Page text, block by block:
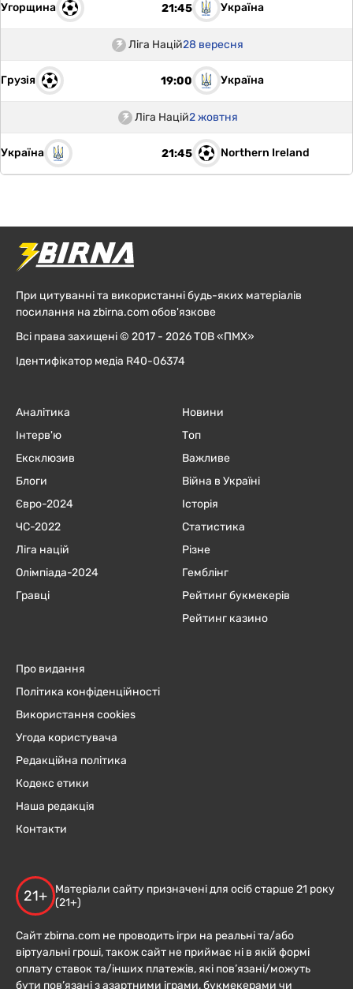
Угорщина 21:45 Україна
Ліга Націй28 вересня
Грузія 19:00 Україна
Ліга Націй2 жовтня
Україна 21:45 Northern Ireland
При цитуванні та використанні будь-яких матеріалів
посилання на zbirna.com обов'язкове
Всі права захищені © 2017 - 2026 ТОВ «ПМХ»
Ідентифікатор медіа R40-06374
Аналітика
Інтерв'ю
Ексклюзив
Блоги
Євро-2024
ЧC-2022
Ліга націй
Олімпіада-2024
Гравці
Новини
Топ
Важливе
Війна в Україні
Історія
Статистика
Різне
Гемблінг
Рейтинг букмекерів
Рейтинг казино
Про видання
Політика конфіденційності
Використання cookies
Угода користувача
Редакційна політика
Кодекс етики
Наша редакція
Контакти
21+
Матеріали сайту призначені для осіб старше 21 року
(21+)
Сайт zbirna.com не проводить ігри на реальні та/або
віртуальні гроші, також сайт не приймає ні в якій формі
оплату ставок та/інших платежів, які пов’язані/можуть
бути пов’язані з азартними іграми, букмекерами чи